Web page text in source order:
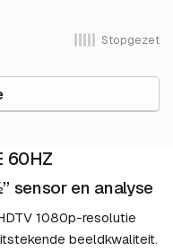
Stopgezet
60HZ
sensor en analyse
1080p-resolutie
beeldkwaliteit.